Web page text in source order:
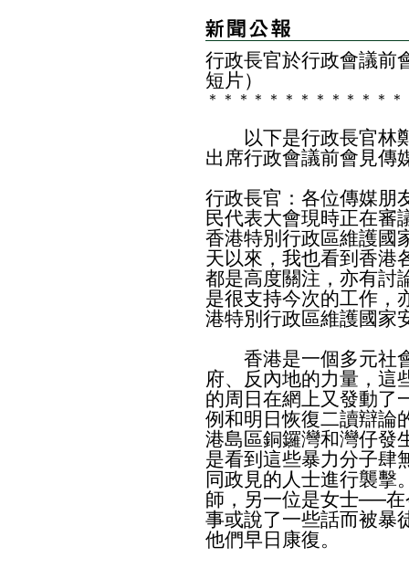
行政長官於行政會議前
短片）
＊ ＊ ＊ ＊ ＊ ＊ ＊ ＊ ＊ ＊ ＊ ＊ ＊
以下是行政長官林鄭
出席行政會議前會見傳
行政長官：各位傳媒朋
民代表大會現時正在審
香港特別行政區維護國
天以來，我也看到香港
都是高度關注，亦有討
是很支持今次的工作，
港特別行政區維護國家
香港是一個多元社會
府、反內地的力量，這
的周日在網上又發動了
例和明日恢復二讀辯論
港島區銅鑼灣和灣仔發
是看到這些暴力分子肆
同政見的人士進行襲
師，另一位是女士──
事或說了一些話而被暴
他們早日康復。